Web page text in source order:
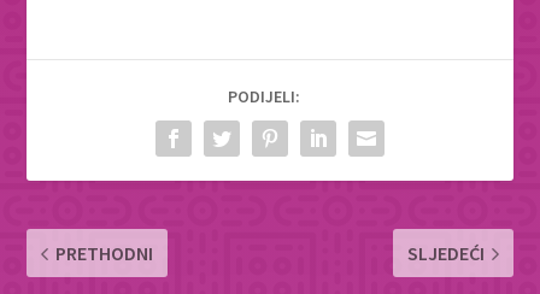
PODIJELI:
PRETHODNI SLJEDEĆI